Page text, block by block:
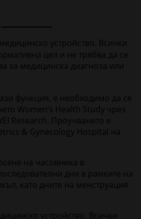
устройство. Всички
цел и не трябва да се
за медицинска диагноза или
функция, е необходимо да се
Women’s Health Study чрез
Research. Проучването е
& Gynecology Hospital на
на часовника в
дни в рамките на
като дните на менструация
устройство. Всички